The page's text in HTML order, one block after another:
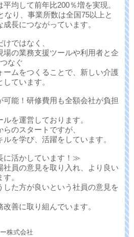
均して前年比200％増を実現。
なり、事業所数は全国75以上と
長につながっています。
ではなく、
場の業務支援ツールや利用者と企
なぐ
ームをつくることで、新しい介護
ています。
能！研修費用も全額会社が負担
を運営しております。
のスタートですが、
を学び、活躍をしています。
に活かしています！≫
社員の意見を取り入れ、より良い
。
した方が良いという社員の意見を
善に取り組んでいます。
株式会社